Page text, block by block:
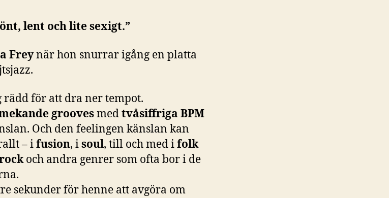
lent och lite sexigt.”
Freynär hon snurrar igång en platta
för att dra ner tempot.
groovesmedtvåsiffriga BPM
Och den feelingen känslan kan
– ifusion, isoul, till och med ifolk
och andra genrer som ofta bor i de
sekunder för henne att avgöra om